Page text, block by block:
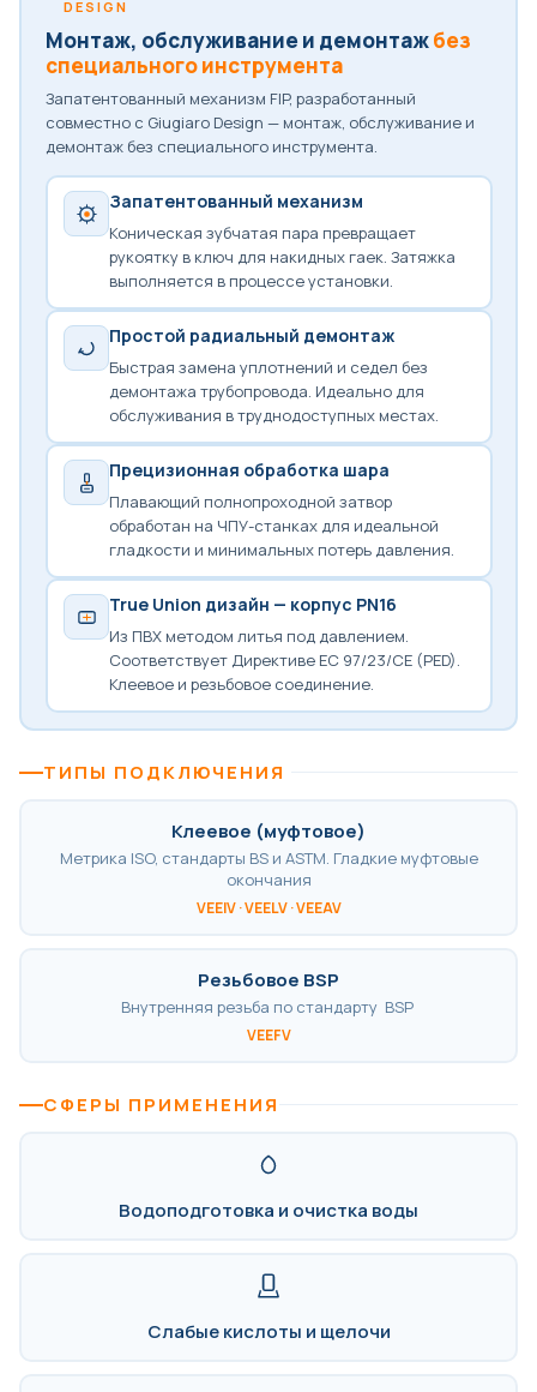
DESIGN
Монтаж, обслуживание и демонтажбез
специального инструмента
Запатентованный механизм FIP, разработанный
совместно с Giugiaro Design — монтаж, обслуживание и
демонтаж без специального инструмента.
Запатентованный механизм
Коническая зубчатая пара превращает
рукоятку в ключ для накидных гаек. Затяжка
выполняется в процессе установки.
Простой радиальный демонтаж
Быстрая замена уплотнений и седел без
демонтажа трубопровода. Идеально для
обслуживания в труднодоступных местах.
Прецизионная обработка шара
Плавающий полнопроходной затвор
обработан на ЧПУ-станках для идеальной
гладкости и минимальных потерь давления.
True Union дизайн — корпус PN16
Из ПВХ методом литья под давлением.
Соответствует Директиве ЕС 97/23/CE (PED).
Клеевое и резьбовое соединение.
ТИПЫ ПОДКЛЮЧЕНИЯ
Клеевое (муфтовое)
Метрика ISO, стандарты BS и ASTM. Гладкие муфтовые
окончания
VEEIV · VEELV · VEEAV
Резьбовое BSP
Внутренняя резьба по стандарту BSP
VEEFV
СФЕРЫ ПРИМЕНЕНИЯ
Водоподготовка и очистка воды
Слабые кислоты и щелочи